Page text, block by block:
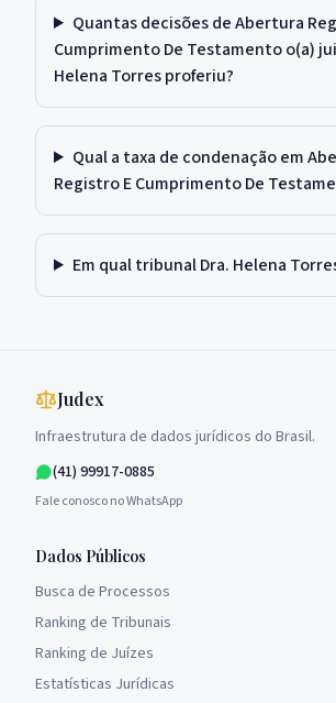
Quantas decisões de Abertura
Cumprimento De Testamento o(a)
Helena Torres proferiu?
Qual a taxa de condenação em
Registro E Cumprimento De
Em qual tribunal Dra. Helena
Judex
Infraestrutura de dados jurídicos do Brasil.
(41) 99917-0885
Fale conosco no WhatsApp
Dados Públicos
Busca de Processos
Ranking de Tribunais
Ranking de Juízes
Estatísticas Jurídicas